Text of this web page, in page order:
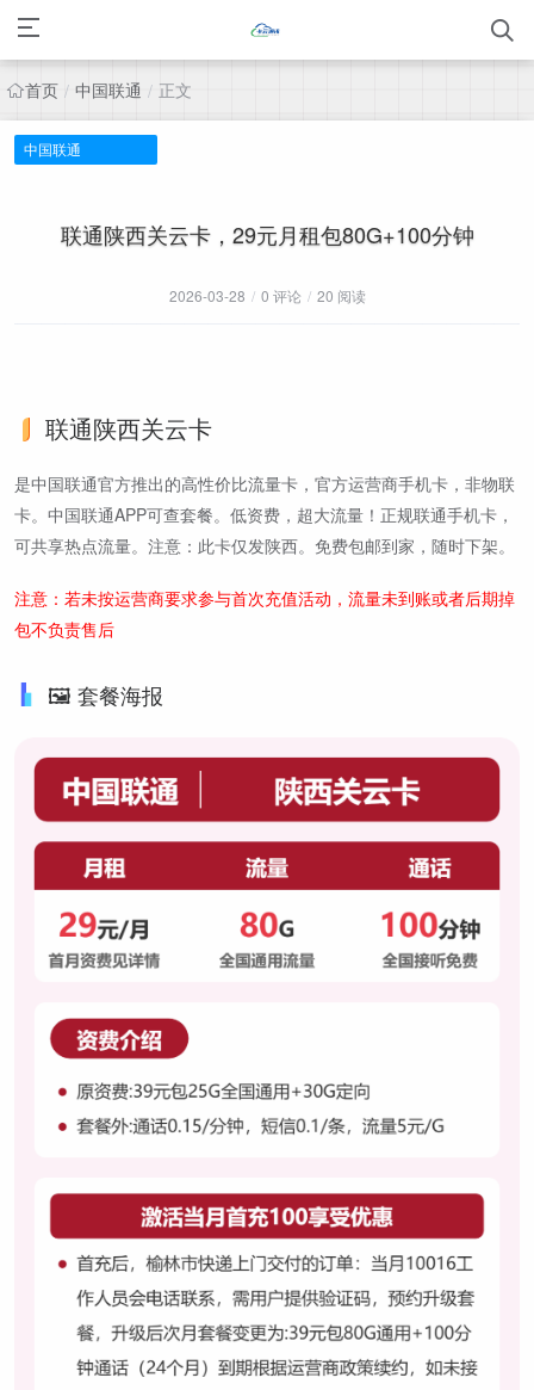
首页 / 中国联通 / 正文
中国联通
联通陕西关云卡，29元月租包80G+100分钟
2026-03-28 / 0 评论 / 20 阅读
联通陕西关云卡
是中国联通官方推出的高性价比流量卡，官方运营商手机卡，非物联
卡。中国联通APP可查套餐。低资费，超大流量！正规联通手机卡，
可共享热点流量。注意：此卡仅发陕西。免费包邮到家，随时下架。
注意：若未按运营商要求参与首次充值活动，流量未到账或者后期掉
包不负责售后
🖼️ 套餐海报